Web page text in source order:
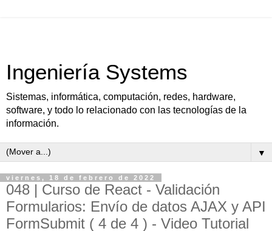
Ingeniería Systems
Sistemas, informática, computación, redes, hardware,
software, y todo lo relacionado con las tecnologías de la
información.
▼
viernes, 18 de febrero de 2022
048 | Curso de React - Validación
Formularios: Envío de datos AJAX y API
FormSubmit ( 4 de 4 ) - Video Tutorial